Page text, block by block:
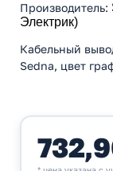
Производитель:
Электрик)
Кабельный
Sedna, цвет